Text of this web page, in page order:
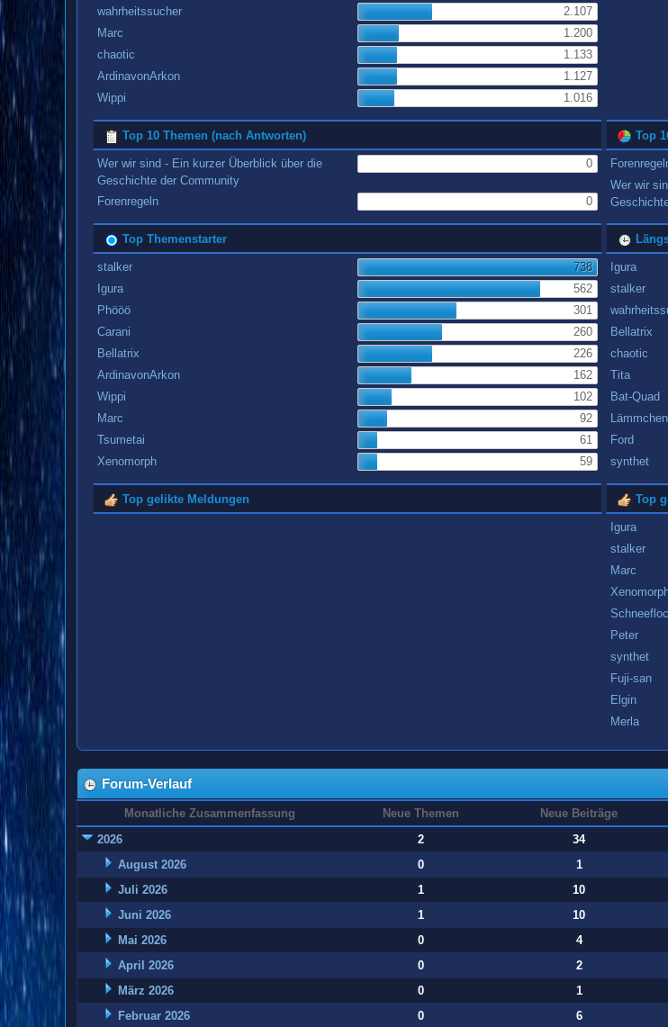
wahrheitssucher
2.107
Marc
1.200
chaotic
1.133
ArdinavonArkon
1.127
Wippi
1.016
Top 10 Themen (nach Antworten)
Wer wir sind - Ein kurzer Überblick über die
Geschichte der Community
0
Forenregeln 0
Top
Wer wir
Top Themenstarter
stalker
738
Igura
562
Phööö
301
Carani
260
Bellatrix
226
ArdinavonArkon
162
Wippi
102
Marc
92
Tsumetai
61
Xenomorph
59
Igura
stalker
Bellatrix
chaotic
Tita
Bat-Quad
Lämmchen
Ford
synthet
Top gelikte Meldungen Top
Igura
stalker
Marc
Peter
synthet
Fuji-san
Elgin
Merla
Forum-Verlauf
Monatliche Zusammenfassung Neue Themen Neue Beiträge
2026
2 34
August 2026
0 1
Juli 2026
1 10
Juni 2026
1 10
Mai 2026
0 4
April 2026
0 2
März 2026
0 1
Februar 2026
0 6